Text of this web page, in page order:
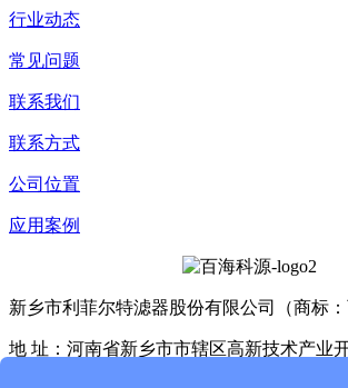
行业动态
常见问题
联系我们
联系方式
公司位置
应用案例
新乡市利菲尔特滤器股份有限公司（商标：
地 址：河南省新乡市市辖区高新技术产业